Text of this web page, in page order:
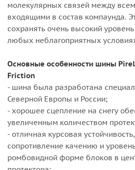
молекулярных связей между
входящими в состав компаунда.
сохранять очень высокий
любых неблагоприятных
Основные особенности шины
Friction
- шина была разработана
Северной Европы и России;
- хорошее сцепление на снегу
увеличенным количеством
- отличная курсовая
сопротивление качению и
ромбовидной форме блоков в